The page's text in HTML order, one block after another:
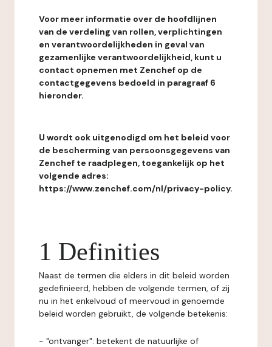
Voor meer informatie over de hoofdlijnen
van de verdeling van rollen, verplichtingen
en verantwoordelijkheden in geval van
gezamenlijke verantwoordelijkheid, kunt u
contact opnemen met Zenchef op de
contactgegevens bedoeld in paragraaf 6
hieronder.
U wordt ook uitgenodigd om het beleid voor
de bescherming van persoonsgegevens van
Zenchef te raadplegen, toegankelijk op het
volgende adres:
https://www.zenchef.com/nl/privacy-policy.
1 Definities
Naast de termen die elders in dit beleid worden
gedefinieerd, hebben de volgende termen, of zij
nu in het enkelvoud of meervoud in genoemde
beleid worden gebruikt, de volgende betekenis:
- "ontvanger": betekent de natuurlijke of